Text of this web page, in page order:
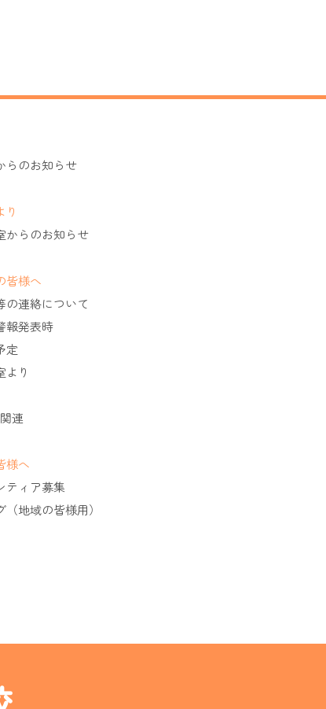
らのお知らせ
り
からのお知らせ
皆様へ
の連絡について
報発表時
定
より
連
様へ
ティア募集
（地域の皆様用）